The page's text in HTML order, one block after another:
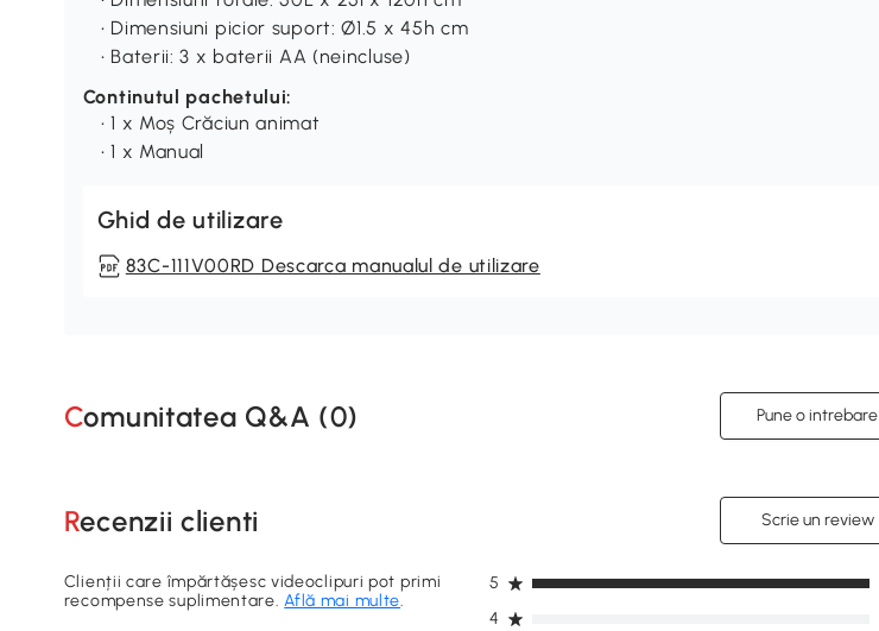
• Dimensiuni picior suport: Ø1.5 x 45h cm
• Baterii: 3 x baterii AA (neincluse)
Continutul pachetului:
• 1 x Moș Crăciun animat
• 1 x Manual
Ghid de utilizare
83C-111V00RD Descarca manualul de utilizare
Comunitatea Q&A (0) Pune o intrebare
Recenzii clienti Scrie un review
Clienții care împărtășesc videoclipuri pot primi
recompense suplimentare.Află mai multe.
4
5